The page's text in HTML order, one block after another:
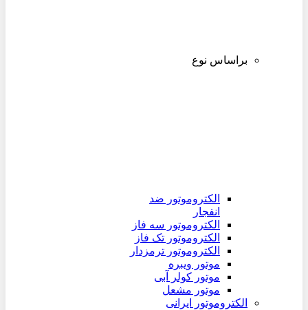
براساس نوع
الکتروموتور ضد
انفجار
الکتروموتور سه فاز
الکتروموتور تک فاز
الکتروموتور ترمزدار
موتور ویبره
موتور کولر آبی
موتور مشعل
الکتروموتور ایرانی